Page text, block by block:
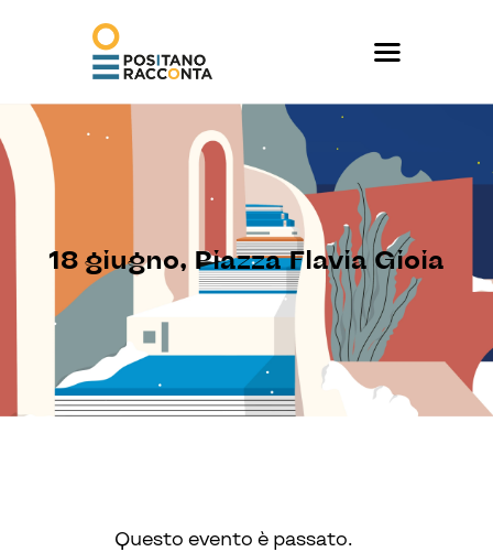
18 giugno, Piazza Flavia Gioia
Home page
Programma
Contatti
Questo evento è passato.